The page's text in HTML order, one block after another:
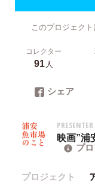
このプロジェクト
コレクター
91人
シェア
PRESENTER
映画”浦
プ
プロジェクト